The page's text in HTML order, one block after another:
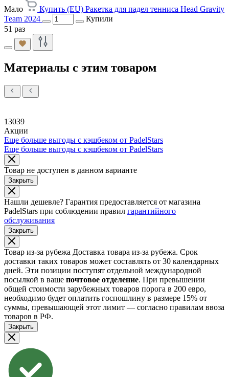
Мало
Купить (EU) Ракетка для падел тенниса Head Gravity
Team 2024
Купили
51 раз
Материалы с этим товаром
13039
Акции
Еще больше выгоды с кэшбеком от PadelStars
Еще больше выгоды с кэшбеком от PadelStars
Товар не доступен в данном варианте
Закрыть
Нашли дешевле? Гарантия предоставляется от магазина
PadelStars при соблюдении правил гарантийного
обслуживания
Закрыть
Товар из-за рубежа Доставка товара из-за рубежа. Срок
доставки таких товаров может составлять от 30 календарных
дней. Эти позиции поступят отдельной международной
посылкой в ваше почтовое отделение. При превышении
общей стоимости зарубежных товаров порога в 200 евро,
необходимо будет оплатить госпошлину в размере 15% от
суммы, превышающей этот лимит — согласно правилам ввоза
товаров в РФ.
Закрыть